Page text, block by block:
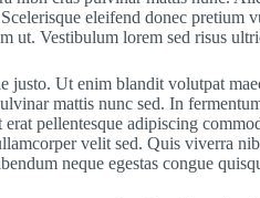
eleifend donec pretium
ut. Vestibulum lorem sed risus
justo. Ut enim blandit volutpat
mattis nunc sed. In
erat pellentesque adipiscing
velit sed. Quis viverra
neque egestas congue